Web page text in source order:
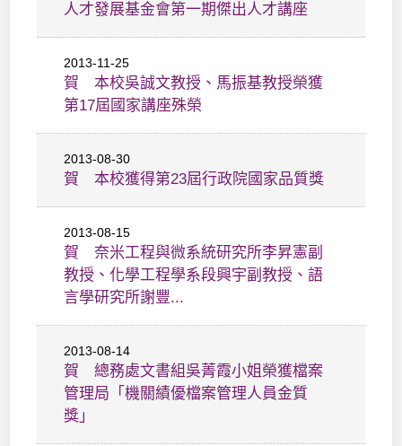
人才發展基金會第一期傑出人才講座
2013-11-25
賀 本校吳誠文教授、馬振基教授榮獲
第17屆國家講座殊榮
2013-08-30
賀 本校獲得第23屆行政院國家品質獎
2013-08-15
賀 奈米工程與微系統研究所李昇憲副
教授、化學工程學系段興宇副教授、語
言學研究所謝豐...
2013-08-14
賀 總務處文書組吳菁霞小姐榮獲檔案
管理局「機關績優檔案管理人員金質
獎」